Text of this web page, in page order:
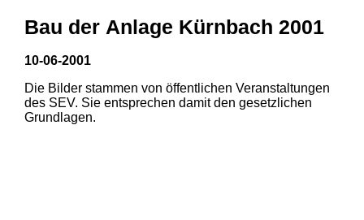
Bau der Anlage Kürnbach 2001
10-06-2001
Die Bilder stammen von öffentlichen Veranstaltungen
des SEV. Sie entsprechen damit den gesetzlichen
Grundlagen.